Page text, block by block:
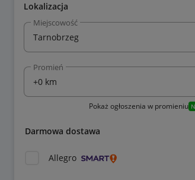
Lokalizacja
Miejscowość
Promień
Pokaż ogłoszenia w promieniu
Darmowa dostawa
Allegro